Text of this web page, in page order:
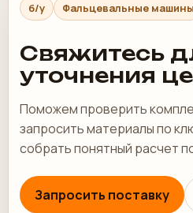
б/у Фальцевальные машины
Свяжитесь
уточнения
Поможем проверить
запросить материалы по
собрать понятный расчет
Запросить поставку